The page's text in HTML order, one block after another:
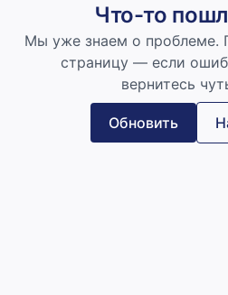
Что-то
Мы уже знаем о проблеме.
страницу — если
вернитесь
Обновить